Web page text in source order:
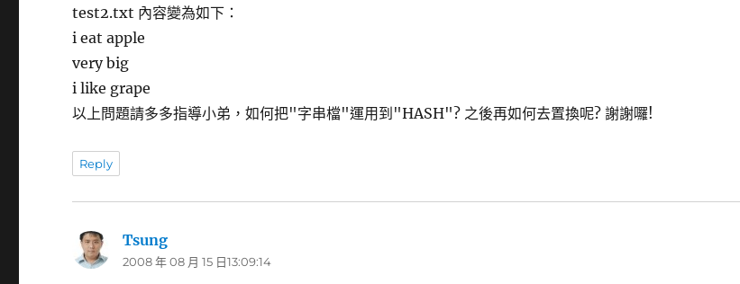
test2.txt 內容變為如下：
i eat apple
very big
i like grape
以上問題請多多指導小弟，如何把"字串檔"運用到"HASH"? 之後再如何去置換呢? 謝謝囉!
Reply
Tsung
示:
2008 年 08 月 15 日13:09:14